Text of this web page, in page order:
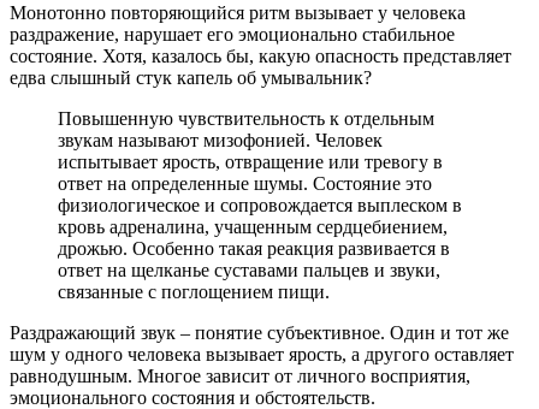
Монотонно повторяющийся ритм вызывает у человека
раздражение, нарушает его эмоционально стабильное
состояние. Хотя, казалось бы, какую опасность представляет
едва слышный стук капель об умывальник?
Повышенную чувствительность к отдельным
звукам называют мизофонией. Человек
испытывает ярость, отвращение или тревогу в
ответ на определенные шумы. Состояние это
физиологическое и сопровождается выплеском в
кровь адреналина, учащенным сердцебиением,
дрожью. Особенно такая реакция развивается в
ответ на щелканье суставами пальцев и звуки,
связанные с поглощением пищи.
Раздражающий звук – понятие субъективное. Один и тот же
шум у одного человека вызывает ярость, а другого оставляет
равнодушным. Многое зависит от личного восприятия,
эмоционального состояния и обстоятельств.